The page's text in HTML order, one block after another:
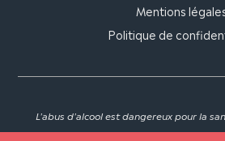
Mentions
Politique de
L'abus d'alcool est dangereux pour la
modération.